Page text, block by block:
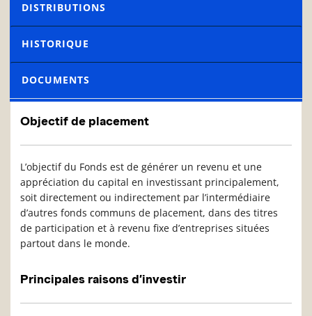
DISTRIBUTIONS
HISTORIQUE
DOCUMENTS
Objectif de placement
L’objectif du Fonds est de générer un revenu et une
appréciation du capital en investissant principalement,
soit directement ou indirectement par l’intermédiaire
d’autres fonds communs de placement, dans des titres
de participation et à revenu fixe d’entreprises situées
partout dans le monde.
Principales raisons d’investir